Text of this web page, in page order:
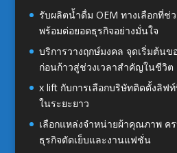
รับผลิตน้ำดื่ม OEM ทางเลือกที่ช่
พร้อมต่อยอดธุรกิจอย่างมั่นใจ
บริการวางฤกษ์มงคล จุดเริ่มต้นข
ก่อนก้าวสู่ช่วงเวลาสำคัญในชีวิต
x lift กับการเลือกบริษัทติดตั้งลิฟ
ในระยะยาว
เลือกแหล่งจำหน่ายผ้าคุณภาพ ค
ธุรกิจตัดเย็บและงานแฟชั่น